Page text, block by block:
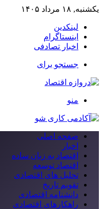
یکشنبه, ۱۸ مرداد ۱۴۰۵
لینکدین
اینستاگرام
اخبار تصادفی
جستجو برای
منو
صفحه اصلی
اخبار
اقتصاد به زبان ساده
اقتصاد توسعه
تحلیل های اقتصادی
تقویم تاریخ
دانشنامه اقتصادی
راهکارهای اقتصادی